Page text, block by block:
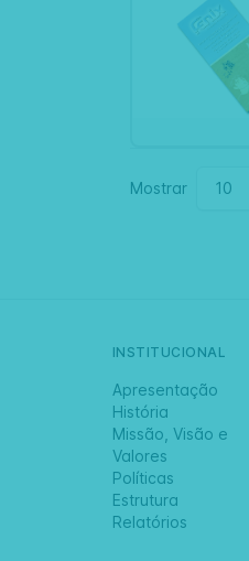
Mostrar
INSTITUCIONAL
Apresentação
História
Missão, Visão e
Valores
Políticas
Estrutura
Relatórios